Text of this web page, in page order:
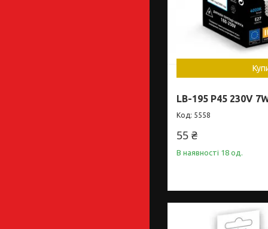
LB-195 P45 230V
5558
55 ₴
В наявності 18 од.